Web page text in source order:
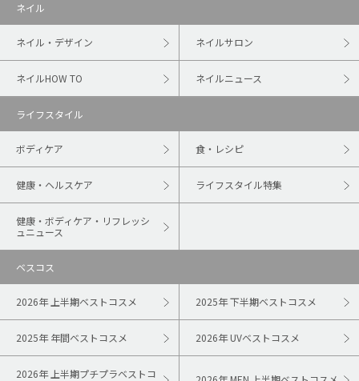
ネイル
ネイル・デザイン ネイルサロン
ネイルHOW TO ネイルニュース
ライフスタイル
ボディケア 食・レシピ
健康・ヘルスケア ライフスタイル特集
健康・ボディケア・リフレッシ
ュニュース
ベスコス
2026年 上半期ベストコスメ 2025年 下半期ベストコスメ
2025年 年間ベストコスメ 2026年 UVベストコスメ
2026年 上半期プチプラベストコ